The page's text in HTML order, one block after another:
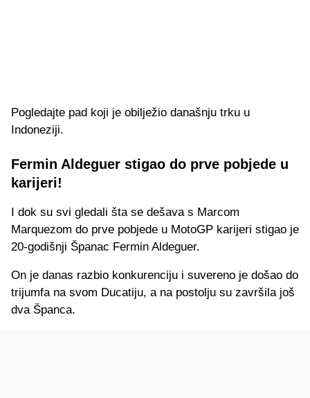
Pogledajte pad koji je obilježio današnju trku u
Indoneziji.
Fermin Aldeguer stigao do prve pobjede u
karijeri!
I dok su svi gledali šta se dešava s Marcom
Marquezom do prve pobjede u MotoGP karijeri stigao je
20-godišnji Španac Fermin Aldeguer.
On je danas razbio konkurenciju i suvereno je došao do
trijumfa na svom Ducatiju, a na postolju su završila još
dva Španca.